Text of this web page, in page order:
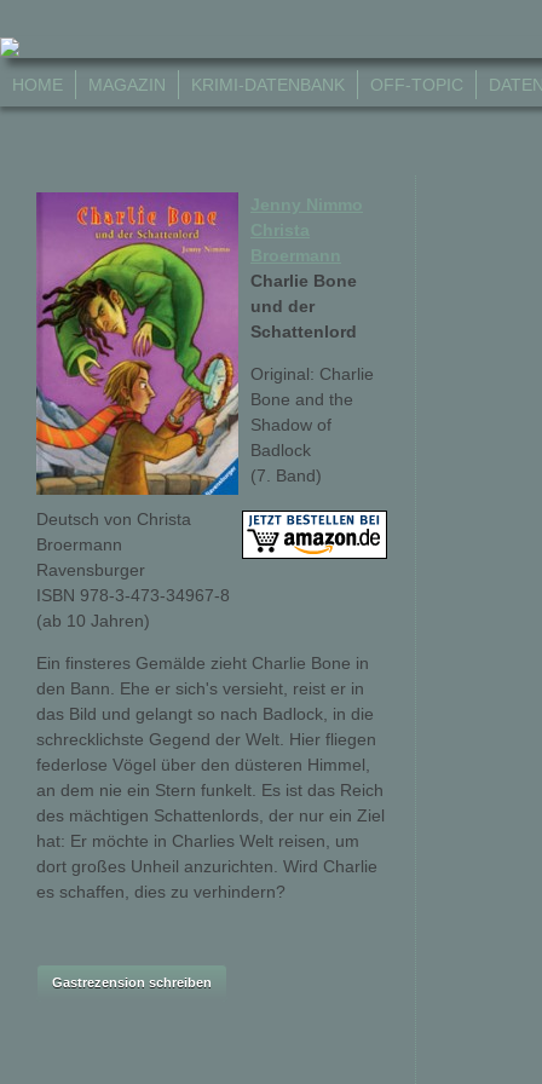
HOME MAGAZIN KRIMI-DATENBANK OFF-TOPIC
Charlie Bone
und der
Schattenlord
Original: Charlie
Bone and the
Shadow of
Badlock
(7. Band)
Deutsch von Christa
Broermann
Ravensburger
ISBN 978-3-473-34967-8
(ab 10 Jahren)
Ein finsteres Gemälde zieht Charlie Bone in
den Bann. Ehe er sich's versieht, reist er in
das Bild und gelangt so nach Badlock, in die
schrecklichste Gegend der Welt. Hier fliegen
federlose Vögel über den düsteren Himmel,
an dem nie ein Stern funkelt. Es ist das Reich
des mächtigen Schattenlords, der nur ein Ziel
hat: Er möchte in Charlies Welt reisen, um
dort großes Unheil anzurichten. Wird Charlie
es schaffen, dies zu verhindern?